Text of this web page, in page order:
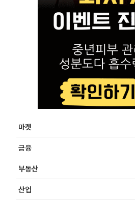
마켓
금융
부동산
산업